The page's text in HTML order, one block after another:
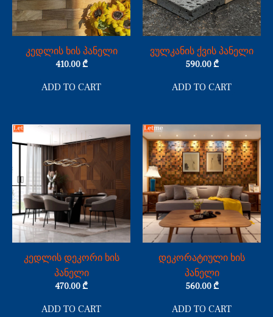
კედლის ხის პანელი
410.00₾
ADD TO CART
ვულკანის ქვის პანელი
590.00₾
ADD TO CART
კედლის დეკორი ხის
პანელი
470.00₾
ADD TO CART
დეკორატიული ხის
პანელი
560.00₾
ADD TO CART